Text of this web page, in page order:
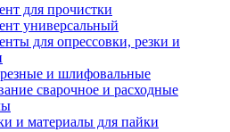
для прочистки
универсальный
для опрессовки, резки и
и шлифовальные
сварочное и расходные
и материалы для пайки